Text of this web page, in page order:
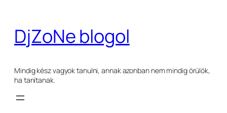
tartalomhoz
DjZoNe blogol
Mindig kész vagyok tanulni, annak azonban nem mindig örülök,
ha tanítanak.